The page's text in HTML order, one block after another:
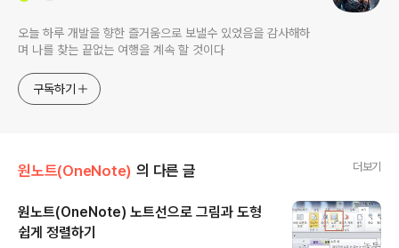
오늘 하루 개발을 향한 즐거움으로 보낼수 있었음을 감사해하
며 나를 찾는 끝없는 여행을 계속 할 것이다
구독하기
원노트(OneNote) 의 다른 글 더보기
원노트(OneNote) 노트선으로 그림과 도형
쉽게 정렬하기